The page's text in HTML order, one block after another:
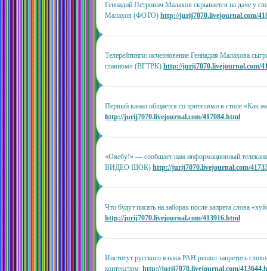
Геннадий Петрович Малахов скрывается на даче у
Малахов (ФОТО) http://jurij7070.livejournal.com/
Телерейтинги: исчезновение Геннадия Малахова
главном» (ВГТРК) http://jurij7070.livejournal.com/
Первый канал общается со зрителями в стиле «Как
http://jurij7070.livejournal.com/417084.html
«Ояебу!» — сообщает нам информационный
ВИДЕО ШОК) http://jurij7070.livejournal.com/
Что будут писать на заборах после запрета слова
http://jurij7070.livejournal.com/413916.html
Институт русского языка РАН решил запретить
контекстом: http://jurij7070.livejournal.com/